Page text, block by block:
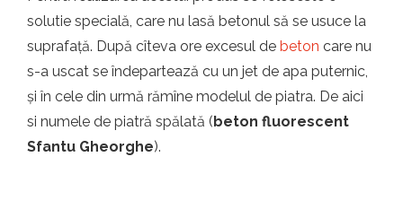
solutie specială, care nu lasă betonul să se usuce la
suprafață. După cîteva ore excesul de beton care nu
s-a uscat se îndepartează cu un jet de apa puternic,
și în cele din urmă rămîne modelul de piatra. De aici
si numele de piatră spălată (beton fluorescent
Sfantu Gheorghe).